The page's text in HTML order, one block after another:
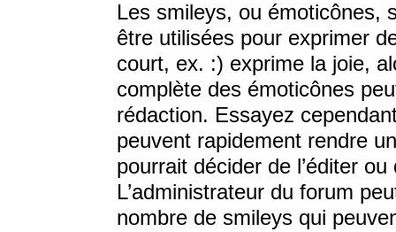
Les smileys, ou émoticônes,
être utilisées pour exprimer
court, ex. :) exprime la joie,
complète des émoticônes
rédaction. Essayez
peuvent rapidement rendre
pourrait décider de l’éditer
L’administrateur du forum
nombre de smileys qui